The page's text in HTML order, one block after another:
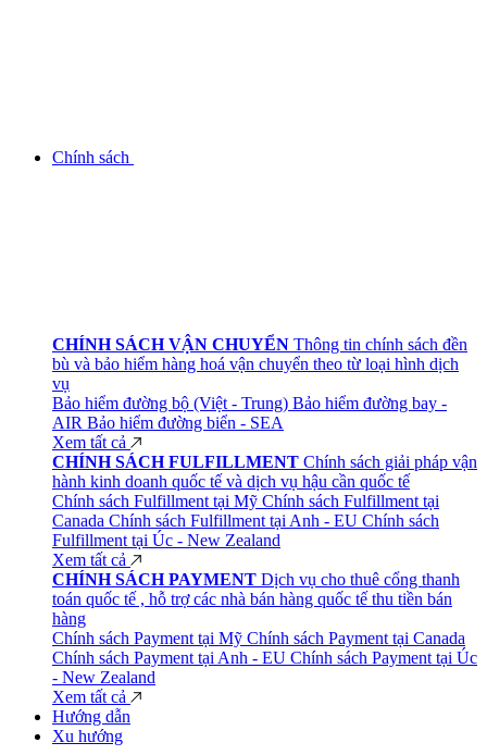
Chính sách
CHÍNH SÁCH VẬN CHUYỂN Thông tin chính sách đền
bù và bảo hiểm hàng hoá vận chuyển theo từ loại hình dịch
vụ
Bảo hiểm đường bộ (Việt - Trung) Bảo hiểm đường bay -
AIR Bảo hiểm đường biển - SEA
Xem tất cả
CHÍNH SÁCH FULFILLMENT Chính sách giải pháp vận
hành kinh doanh quốc tế và dịch vụ hậu cần quốc tế
Chính sách Fulfillment tại Mỹ Chính sách Fulfillment tại
Canada Chính sách Fulfillment tại Anh - EU Chính sách
Fulfillment tại Úc - New Zealand
Xem tất cả
CHÍNH SÁCH PAYMENT Dịch vụ cho thuê cổng thanh
toán quốc tế , hỗ trợ các nhà bán hàng quốc tế thu tiền bán
hàng
Chính sách Payment tại Mỹ Chính sách Payment tại Canada
Chính sách Payment tại Anh - EU Chính sách Payment tại Úc
- New Zealand
Xem tất cả
Hướng dẫn
Xu hướng